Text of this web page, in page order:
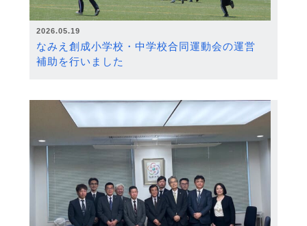
2026.05.19
なみえ創成小学校・中学校合同運動会の運営
補助を行いました